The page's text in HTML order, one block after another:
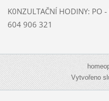
K0NZULTAČNÍ HODINY: PO
604 906 321
Vytvořeno